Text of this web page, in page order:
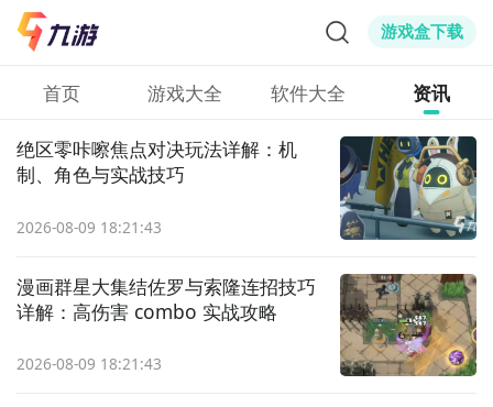
游戏盒下载
首页 游戏大全 软件大全 资讯
绝区零咔嚓焦点对决玩法详解：机
制、角色与实战技巧
2026-08-09 18:21:43
漫画群星大集结佐罗与索隆连招技巧
详解：高伤害 combo 实战攻略
2026-08-09 18:21:43